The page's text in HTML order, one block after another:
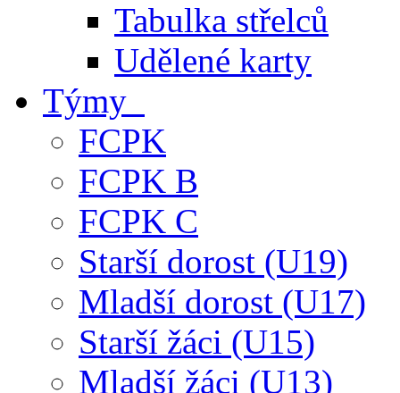
Tabulka střelců
Udělené karty
Týmy
FCPK
FCPK B
FCPK C
Starší dorost (U19)
Mladší dorost (U17)
Starší žáci (U15)
Mladší žáci (U13)